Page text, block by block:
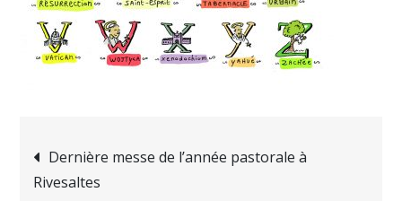
Navigation
Dernière messe de l’année pastorale à
Rivesaltes